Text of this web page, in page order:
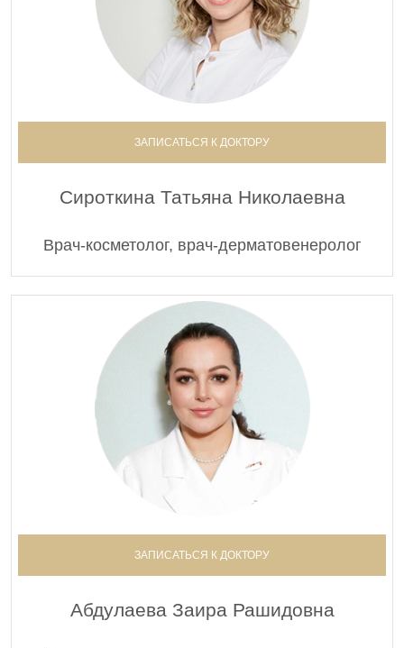
ЗАПИСАТЬСЯ К ДОКТОРУ
Сироткина Татьяна Николаевна
Врач-косметолог, врач-дерматовенеролог
ЗАПИСАТЬСЯ К ДОКТОРУ
Абдулаева Заира Рашидовна